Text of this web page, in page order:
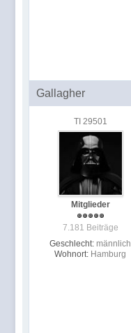
Gallagher
TI 29501
Mitglieder
7.181 Beiträge
Geschlecht: männlich
Wohnort: Hamburg